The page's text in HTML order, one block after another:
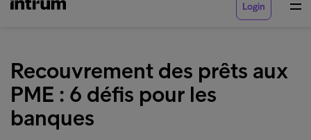
Login
Recouvrement des prêts aux
PME : 6 défis pour les
banques